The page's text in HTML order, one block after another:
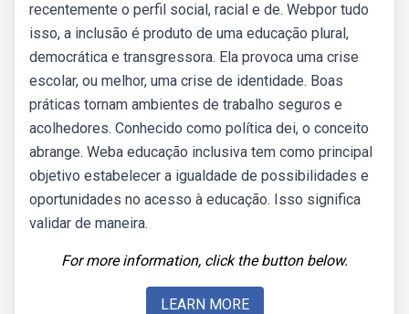
recentemente o perfil social, racial e de. Webpor tudo
isso, a inclusão é produto de uma educação plural,
democrática e transgressora. Ela provoca uma crise
escolar, ou melhor, uma crise de identidade. Boas
práticas tornam ambientes de trabalho seguros e
acolhedores. Conhecido como política dei, o conceito
abrange. Weba educação inclusiva tem como principal
objetivo estabelecer a igualdade de possibilidades e
oportunidades no acesso à educação. Isso significa
validar de maneira.
For more information, click the button below.
LEARN MORE